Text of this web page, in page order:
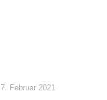
7. Februar 2021